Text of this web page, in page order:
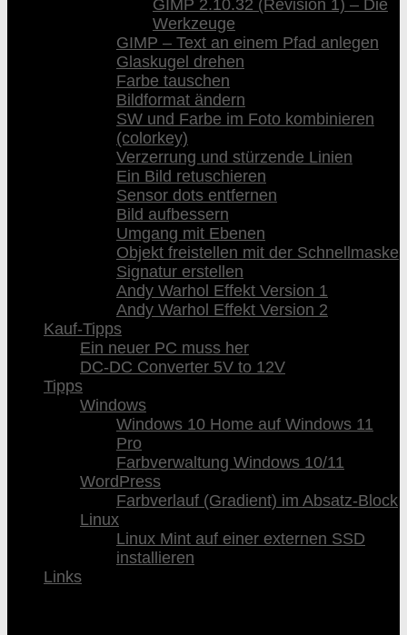
GIMP 2.10.32 (Revision 1) – Die
Werkzeuge
GIMP – Text an einem Pfad anlegen
Glaskugel drehen
Farbe tauschen
Bildformat ändern
SW und Farbe im Foto kombinieren
(colorkey)
Verzerrung und stürzende Linien
Ein Bild retuschieren
Sensor dots entfernen
Bild aufbessern
Umgang mit Ebenen
Objekt freistellen mit der Schnellmaske
Signatur erstellen
Andy Warhol Effekt Version 1
Andy Warhol Effekt Version 2
Kauf-Tipps
Ein neuer PC muss her
DC-DC Converter 5V to 12V
Tipps
Windows
Windows 10 Home auf Windows 11
Pro
Farbverwaltung Windows 10/11
WordPress
Farbverlauf (Gradient) im Absatz-Block
Linux
Linux Mint auf einer externen SSD
installieren
Links